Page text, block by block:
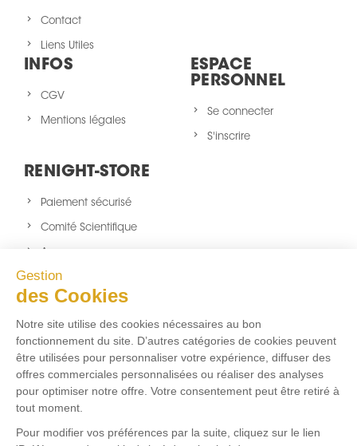
Gestion
des Cookies
Notre site utilise des cookies nécessaires au bon
fonctionnement du site. D’autres catégories de cookies peuvent
être utilisées pour personnaliser votre expérience, diffuser des
offres commerciales personnalisées ou réaliser des analyses
pour optimiser notre offre. Votre consentement peut être retiré à
tout moment.
Pour modifier vos préférences par la suite, cliquez sur le lien
Contact
Liens Utiles
INFOS
CGV
Mentions légales
ESPACE
PERSONNEL
Se connecter
S'inscrire
RENIGHT-STORE
Paiement sécurisé
Comité Scientifique
Nouveaux produits
sitemap
NOUS SUIVRE
FacebookTwitter Instagram
FLUX RSS